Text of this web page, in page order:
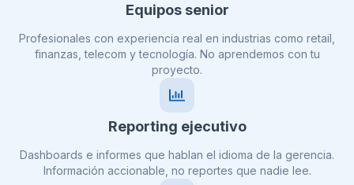
Equipos senior
Profesionales con experiencia real en industrias como retail,
finanzas, telecom y tecnología. No aprendemos con tu
proyecto.
Reporting ejecutivo
Dashboards e informes que hablan el idioma de la gerencia.
Información accionable, no reportes que nadie lee.